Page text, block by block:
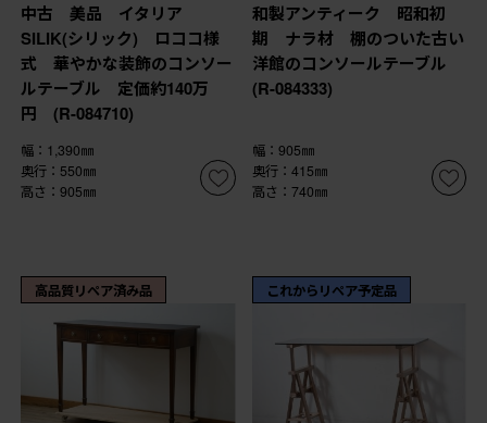
中古 美品 イタリア
SILIK(シリック) ロココ様
式 華やかな装飾のコンソー
ルテーブル 定価約140万
円 (R-084710)
幅：1,390㎜
奥行：550㎜
高さ：905㎜
和製アンティーク 昭和初
期 ナラ材 棚のついた古い
洋館のコンソールテーブル
(R-084333)
幅：905㎜
奥行：415㎜
高さ：740㎜
高品質リペア済み品 これからリペア予定品